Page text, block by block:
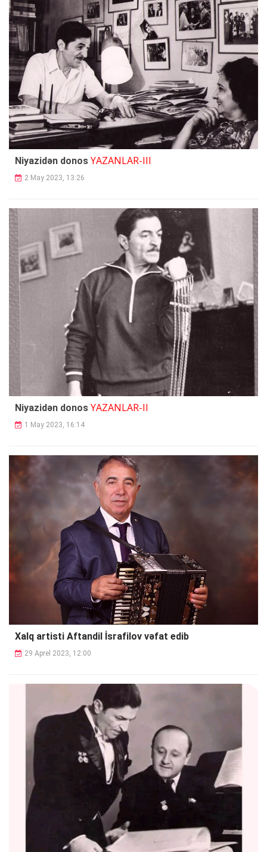
Niyazidən donos YAZANLAR-III
2 May 2023, 13:26
Niyazidən donos YAZANLAR-II
1 May 2023, 16:14
Xalq artisti Aftandil İsrafilov vəfat edib
29 Aprel 2023, 12:00